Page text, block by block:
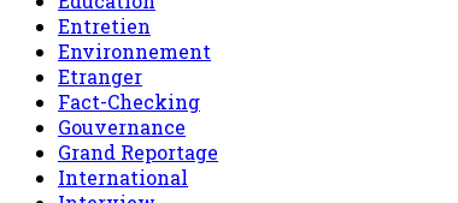
Entretien
Environnement
Etranger
Fact-Checking
Gouvernance
Grand Reportage
International